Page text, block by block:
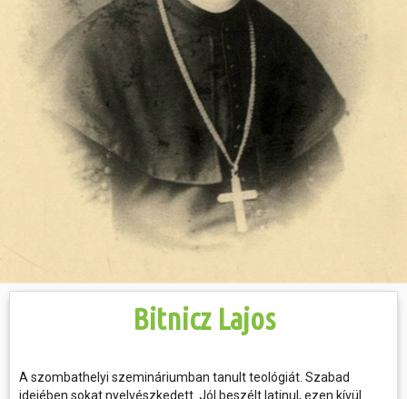
Hasznos
Bitnicz Lajos
A szombathelyi szemináriumban tanult teológiát. Szabad
idejében sokat nyelvészkedett. Jól beszélt latinul, ezen kívül